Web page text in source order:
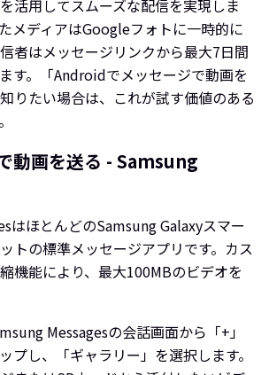
活用してスムーズな配信を実現しま
メディアはGoogleフォトに一時的に
者はメッセージリンクから最大7日間
す。「Androidでメッセージで動画を
りたい場合は、これが試す価値のある
動画を送る - Samsung
はほとんどのSamsung Galaxyスマー
トの標準メッセージアプリです。カス
機能により、最大100MBのビデオを
Messagesの会話画面から「+」
プし、「ギャラリー」を選択します。